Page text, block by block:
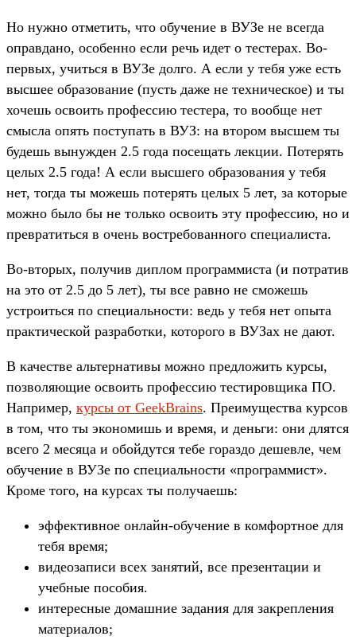
Но нужно отметить, что обучение в ВУЗе не всегда
оправдано, особенно если речь идет о тестерах. Во-
первых, учиться в ВУЗе долго. А если у тебя уже есть
высшее образование (пусть даже не техническое) и ты
хочешь освоить профессию тестера, то вообще нет
смысла опять поступать в ВУЗ: на втором высшем ты
будешь вынужден 2.5 года посещать лекции. Потерять
целых 2.5 года! А если высшего образования у тебя
нет, тогда ты можешь потерять целых 5 лет, за которые
можно было бы не только освоить эту профессию, но и
превратиться в очень востребованного специалиста.
Во-вторых, получив диплом программиста (и потратив
на это от 2.5 до 5 лет), ты все равно не сможешь
устроиться по специальности: ведь у тебя нет опыта
практической разработки, которого в ВУЗах не дают.
В качестве альтернативы можно предложить курсы,
позволяющие освоить профессию тестировщика ПО.
Например, курсы от GeekBrains. Преимущества курсов
в том, что ты экономишь и время, и деньги: они длятся
всего 2 месяца и обойдутся тебе гораздо дешевле, чем
обучение в ВУЗе по специальности «программист».
Кроме того, на курсах ты получаешь:
эффективное онлайн-обучение в комфортное для
тебя время;
видеозаписи всех занятий, все презентации и
учебные пособия.
интересные домашние задания для закрепления
материалов;